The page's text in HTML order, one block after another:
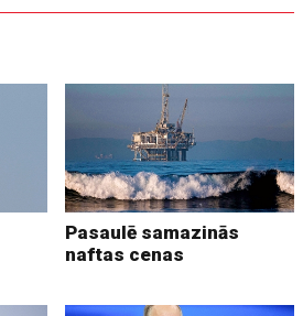
Pasaulē samazinās
naftas cenas